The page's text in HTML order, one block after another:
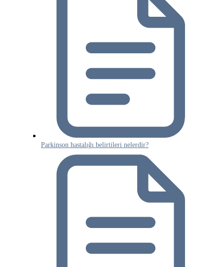
Parkinson hastalığı belirtileri nelerdir?